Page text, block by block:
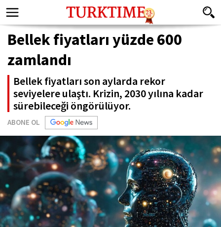
Bellek fiyatları yüzde 600
zamlandı
Bellek fiyatları son aylarda rekor
seviyelere ulaştı. Krizin, 2030 yılına kadar
sürebileceği öngörülüyor.
ABONE OL